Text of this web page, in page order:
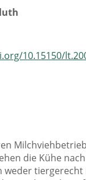
10.15150/
die Kühe
weder